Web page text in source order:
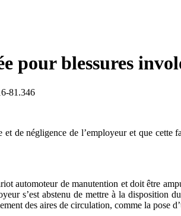
pour blessures
81.346
de négligence de l’employeur et que
automoteur de manutention et doit être
s’est abstenu de mettre à la disposition
des aires de circulation, comme la